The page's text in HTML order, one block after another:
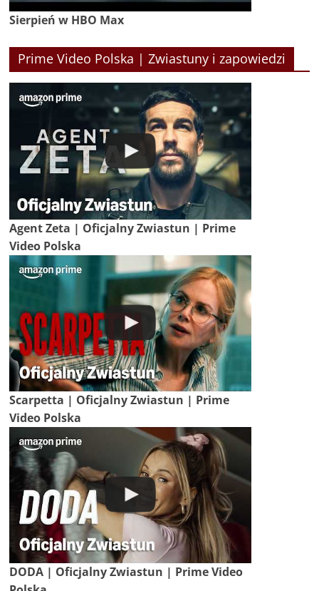
Sierpień w HBO Max
Prime Video Polska | Zwiastuny i zapowiedzi
Agent Zeta | Oficjalny Zwiastun | Prime
Video Polska
Scarpetta | Oficjalny Zwiastun | Prime
Video Polska
DODA | Oficjalny Zwiastun | Prime Video